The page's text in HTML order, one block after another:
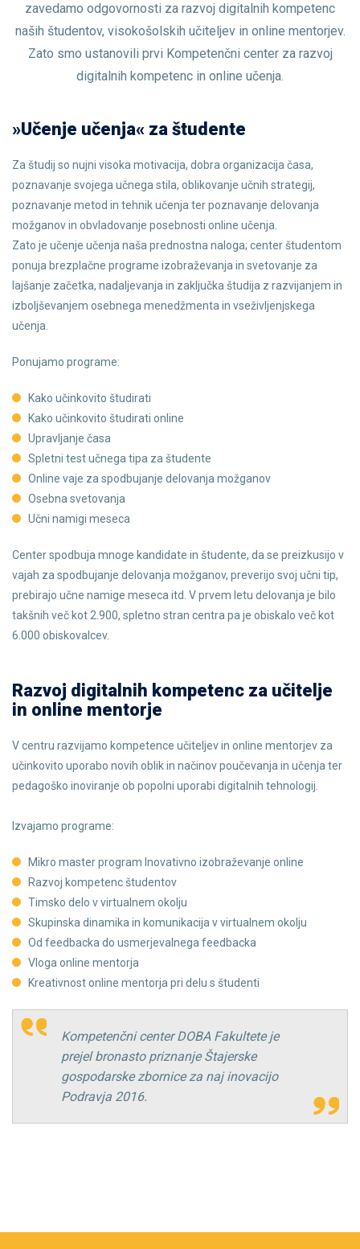
zavedamo odgovornosti za razvoj digitalnih kompetenc
naših študentov, visokošolskih učiteljev in online mentorjev.
Zato smo ustanovili prvi Kompetenčni center za razvoj
digitalnih kompetenc in online učenja.
»Učenje učenja« za študente
Za študij so nujni visoka motivacija, dobra organizacija časa,
poznavanje svojega učnega stila, oblikovanje učnih strategij,
poznavanje metod in tehnik učenja ter poznavanje delovanja
možganov in obvladovanje posebnosti online učenja.
Zato je učenje učenja naša prednostna naloga; center študentom
ponuja brezplačne programe izobraževanja in svetovanje za
lajšanje začetka, nadaljevanja in zaključka študija z razvijanjem in
izboljševanjem osebnega menedžmenta in vseživljenjskega
učenja.
Ponujamo programe:
Kako učinkovito študirati
Kako učinkovito študirati online
Upravljanje časa
Spletni test učnega tipa za študente
Online vaje za spodbujanje delovanja možganov
Osebna svetovanja
Učni namigi meseca
Center spodbuja mnoge kandidate in študente, da se preizkusijo v
vajah za spodbujanje delovanja možganov, preverijo svoj učni tip,
prebirajo učne namige meseca itd. V prvem letu delovanja je bilo
takšnih več kot 2.900, spletno stran centra pa je obiskalo več kot
6.000 obiskovalcev.
Razvoj digitalnih kompetenc za učitelje
in online mentorje
V centru razvijamo kompetence učiteljev in online mentorjev za
učinkovito uporabo novih oblik in načinov poučevanja in učenja ter
pedagoško inoviranje ob popolni uporabi digitalnih tehnologij.
Izvajamo programe:
Mikro master program Inovativno izobraževanje online
Razvoj kompetenc študentov
Timsko delo v virtualnem okolju
Skupinska dinamika in komunikacija v virtualnem okolju
Od feedbacka do usmerjevalnega feedbacka
Vloga online mentorja
Kreativnost online mentorja pri delu s študenti
Kompetenčni center DOBA Fakultete je
prejel bronasto priznanje Štajerske
gospodarske zbornice za naj inovacijo
Podravja 2016.